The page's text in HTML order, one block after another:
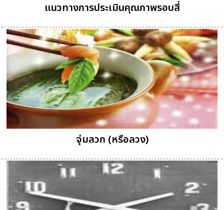
แนวทางการประเมินคุณภาพรอบสี่
จุ่มลวก (หรือลวง)